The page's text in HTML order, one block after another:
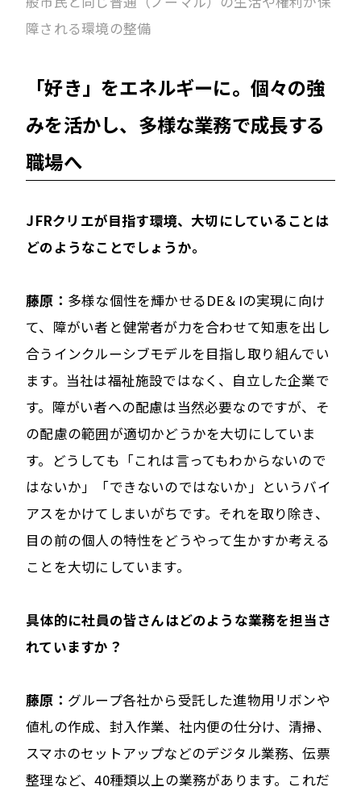
障される環境の整備
「好き」をエネルギーに。個々の強
みを活かし、多様な業務で成長する
職場へ
――JFRクリエが目指す環境、大切にしていることは
どのようなことでしょうか。
藤原： 多様な個性を輝かせるDE＆Iの実現に向け
て、障がい者と健常者が力を合わせて知恵を出し
合うインクルーシブモデルを目指し取り組んでい
ます。当社は福祉施設ではなく、自立した企業で
す。障がい者への配慮は当然必要なのですが、そ
の配慮の範囲が適切かどうかを大切にしていま
す。どうしても「これは言ってもわからないので
はないか」「できないのではないか」というバイ
アスをかけてしまいがちです。それを取り除き、
目の前の個人の特性をどうやって生かすか考える
ことを大切にしています。
――具体的に社員の皆さんはどのような業務を担当さ
れていますか？
藤原： グループ各社から受託した進物用リボンや
値札の作成、封入作業、社内便の仕分け、清掃、
スマホのセットアップなどのデジタル業務、伝票
整理など、40種類以上の業務があります。これだ